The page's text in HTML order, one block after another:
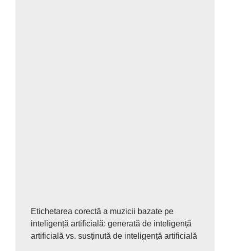
Etichetarea corectă a muzicii bazate pe
inteligență artificială: generată de inteligență
artificială vs. susținută de inteligență artificială